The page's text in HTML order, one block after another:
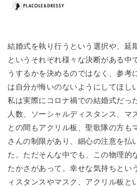
結婚式を執り行うという選択や、延
というそれぞれ様々な決断がある中
うするかを決めるのではなく、参考
は自分が悔いのないようにしてほし
私は実際にコロナ禍での結婚式だっ
人数、ソーシャルディスタンス、マ
との間もアクリル板、聖歌隊の方も
さんの制限があり、細心の注意を払
た。ただそんな中でも、この物理的
たかさがあって。幸せな気持ちとい
ィスタンスやマスク、アクリル板と